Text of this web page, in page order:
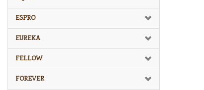
ESPRO
EUREKA
FELLOW
FOREVER